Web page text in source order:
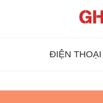
ĐIỆN THOẠI